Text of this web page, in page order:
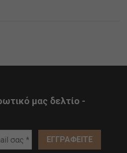
μας δελτίο -